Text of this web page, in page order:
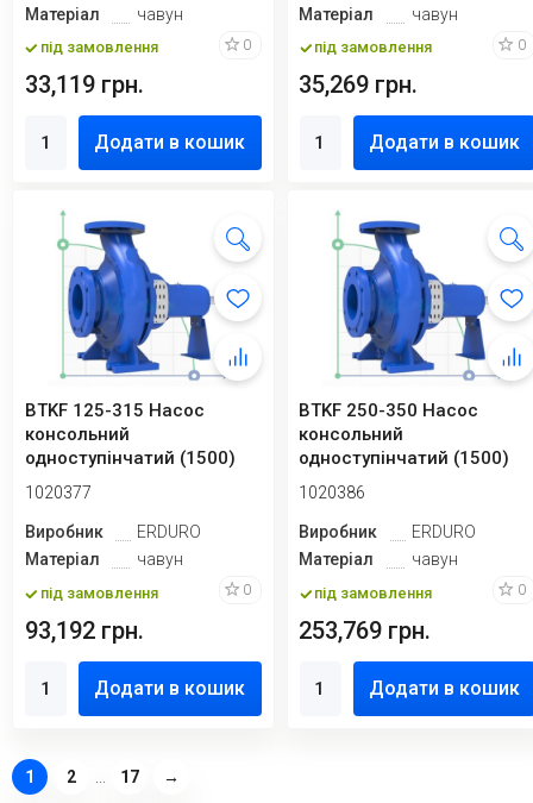
Матеріал
чавун
під замовлення 0
33,119 грн.
Додати в кошик
Матеріал
чавун
під замовлення 0
35,269 грн.
Додати в кошик
BTKF 125-315 Насос
консольний
одноступінчатий (1500)
1020377
Виробник
ERDURO
Матеріал
чавун
під замовлення 0
93,192 грн.
Додати в кошик
BTKF 250-350 Насос
консольний
одноступінчатий (1500)
1020386
Виробник
ERDURO
Матеріал
чавун
під замовлення 0
253,769 грн.
Додати в кошик
1 2 17 →